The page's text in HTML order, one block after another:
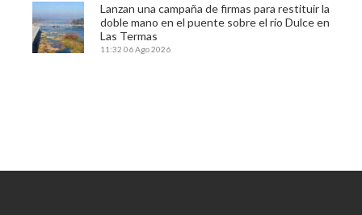
Lanzan una campaña de firmas para restituir la
doble mano en el puente sobre el río Dulce en
Las Termas
11:32 06 Ago 2026